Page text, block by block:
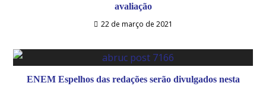
avaliação
22 de março de 2021
ENEM Espelhos das redações serão divulgados nesta